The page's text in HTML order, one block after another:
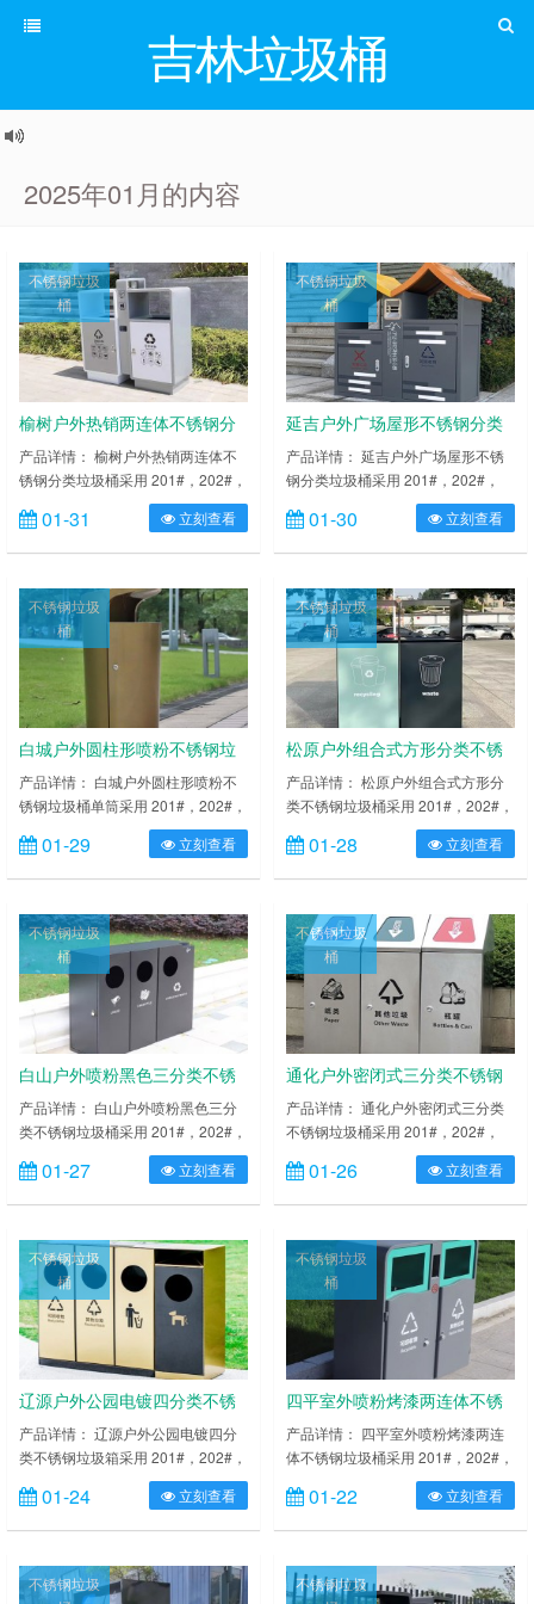
吉林垃圾桶
2025年01月的内容
不锈钢垃圾
桶
榆树户外热销两连体不锈钢分
类垃圾桶
产品详情： 榆树户外热销两连体不
锈钢分类垃圾桶采用 201#，202#，
304#优质不锈钢材料模压成型，坚
固耐用，不易破损；耐火安全，抗高
低温，适合各种恶劣气候条件；金属
场、商场高档场所；内外表面光洁，
减少垃圾残留，易于清洁；配置镀锌
板内桶，便于垃圾清倒；激光切割开
料，尺寸精准，投口无缝焊接成型，
打磨抛光处理圆滑不割手……
01-31 立刻查看
不锈钢垃圾
桶
延吉户外广场屋形不锈钢分类
垃圾桶
产品详情： 延吉户外广场屋形不锈
钢分类垃圾桶采用 201#，202#，
304#优质不锈钢材料模压成型，坚
固耐用，不易破损；耐火安全，抗高
低温，适合各种恶劣气候条件；金属
场、商场高档场所；内外表面光洁，
减少垃圾残留，易于清洁；配置镀锌
板内桶，便于垃圾清倒；激光切割开
料，尺寸精准，投口无缝焊接成型，
打磨抛光处理圆滑不割手，……
01-30 立刻查看
不锈钢垃圾
桶
白城户外圆柱形喷粉不锈钢垃
圾桶单筒
产品详情： 白城户外圆柱形喷粉不
锈钢垃圾桶单筒采用 201#，202#，
304#优质不锈钢材料模压成型，坚
固耐用，不易破损；耐火安全，抗高
低温，适合各种恶劣气候条件；金属
场、商场高档场所；内外表面光洁，
减少垃圾残留，易于清洁；配置镀锌
板内桶，便于垃圾清倒；激光切割开
料，尺寸精准，投口无缝焊接成型，
打磨抛光处理圆滑不割手，……
01-29 立刻查看
不锈钢垃圾
桶
松原户外组合式方形分类不锈
钢垃圾桶
产品详情： 松原户外组合式方形分
类不锈钢垃圾桶采用 201#，202#，
304#优质不锈钢材料模压成型，坚
固耐用，不易破损；耐火安全，抗高
低温，适合各种恶劣气候条件；金属
场、商场高档场所；内外表面光洁，
减少垃圾残留，易于清洁；配置镀锌
板内桶，便于垃圾清倒；激光切割开
料，尺寸精准，投口无缝焊接成型，
打磨抛光处理圆滑不割手，传……
01-28 立刻查看
不锈钢垃圾
桶
白山户外喷粉黑色三分类不锈
钢垃圾桶
产品详情： 白山户外喷粉黑色三分
类不锈钢垃圾桶采用 201#，202#，
304#优质不锈钢材料模压成型，坚
固耐用，不易破损；耐火安全，抗高
低温，适合各种恶劣气候条件；金属
场、商场高档场所；内外表面光洁，
减少垃圾残留，易于清洁；配置镀锌
板内桶，便于垃圾清倒；激光切割开
料，尺寸精准，投口无缝焊接成型，
打磨抛光处理圆滑不割手……
01-27 立刻查看
不锈钢垃圾
桶
通化户外密闭式三分类不锈钢
垃圾桶
产品详情： 通化户外密闭式三分类
不锈钢垃圾桶采用 201#，202#，
304#优质不锈钢材料模压成型，坚
固耐用，不易破损；耐火安全，抗高
低温，适合各种恶劣气候条件；金属
场、商场高档场所；内外表面光洁，
减少垃圾残留，易于清洁；配置镀锌
板内桶，便于垃圾清倒；激光切割开
料，尺寸精准，投口无缝焊接成型，
打磨抛光处理圆滑不割手，传志……
01-26 立刻查看
不锈钢垃圾
桶
辽源户外公园电镀四分类不锈
钢垃圾箱
产品详情： 辽源户外公园电镀四分
类不锈钢垃圾箱采用 201#，202#，
304#优质不锈钢材料模压成型，坚
固耐用，不易破损；耐火安全，抗高
低温，适合各种恶劣气候条件；金属
场、商场高档场所；内外表面光洁，
减少垃圾残留，易于清洁；配置镀锌
01-24 立刻查看
不锈钢垃圾
桶
四平室外喷粉烤漆两连体不锈
钢垃圾桶
产品详情： 四平室外喷粉烤漆两连
体不锈钢垃圾桶采用 201#，202#，
304#优质不锈钢材料模压成型，坚
固耐用，不易破损；耐火安全，抗高
低温，适合各种恶劣气候条件；金属
场、商场高档场所；内外表面光洁，
减少垃圾残留，易于清洁；配置镀锌
01-22 立刻查看
不锈钢垃圾
不锈钢垃圾